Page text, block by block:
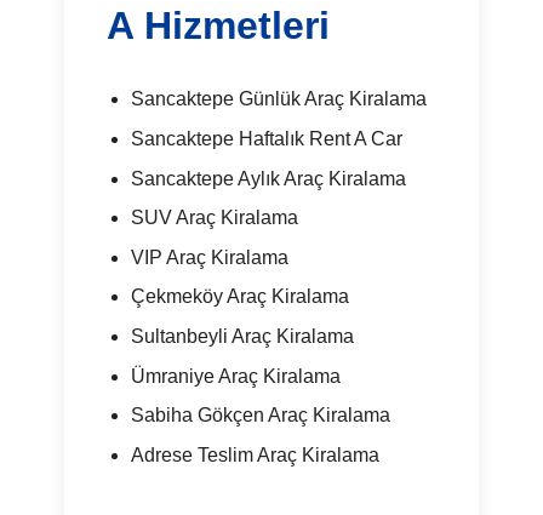
A Hizmetleri
Sancaktepe Günlük Araç Kiralama
Sancaktepe Haftalık Rent A Car
Sancaktepe Aylık Araç Kiralama
SUV Araç Kiralama
VIP Araç Kiralama
Çekmeköy Araç Kiralama
Sultanbeyli Araç Kiralama
Ümraniye Araç Kiralama
Sabiha Gökçen Araç Kiralama
Adrese Teslim Araç Kiralama